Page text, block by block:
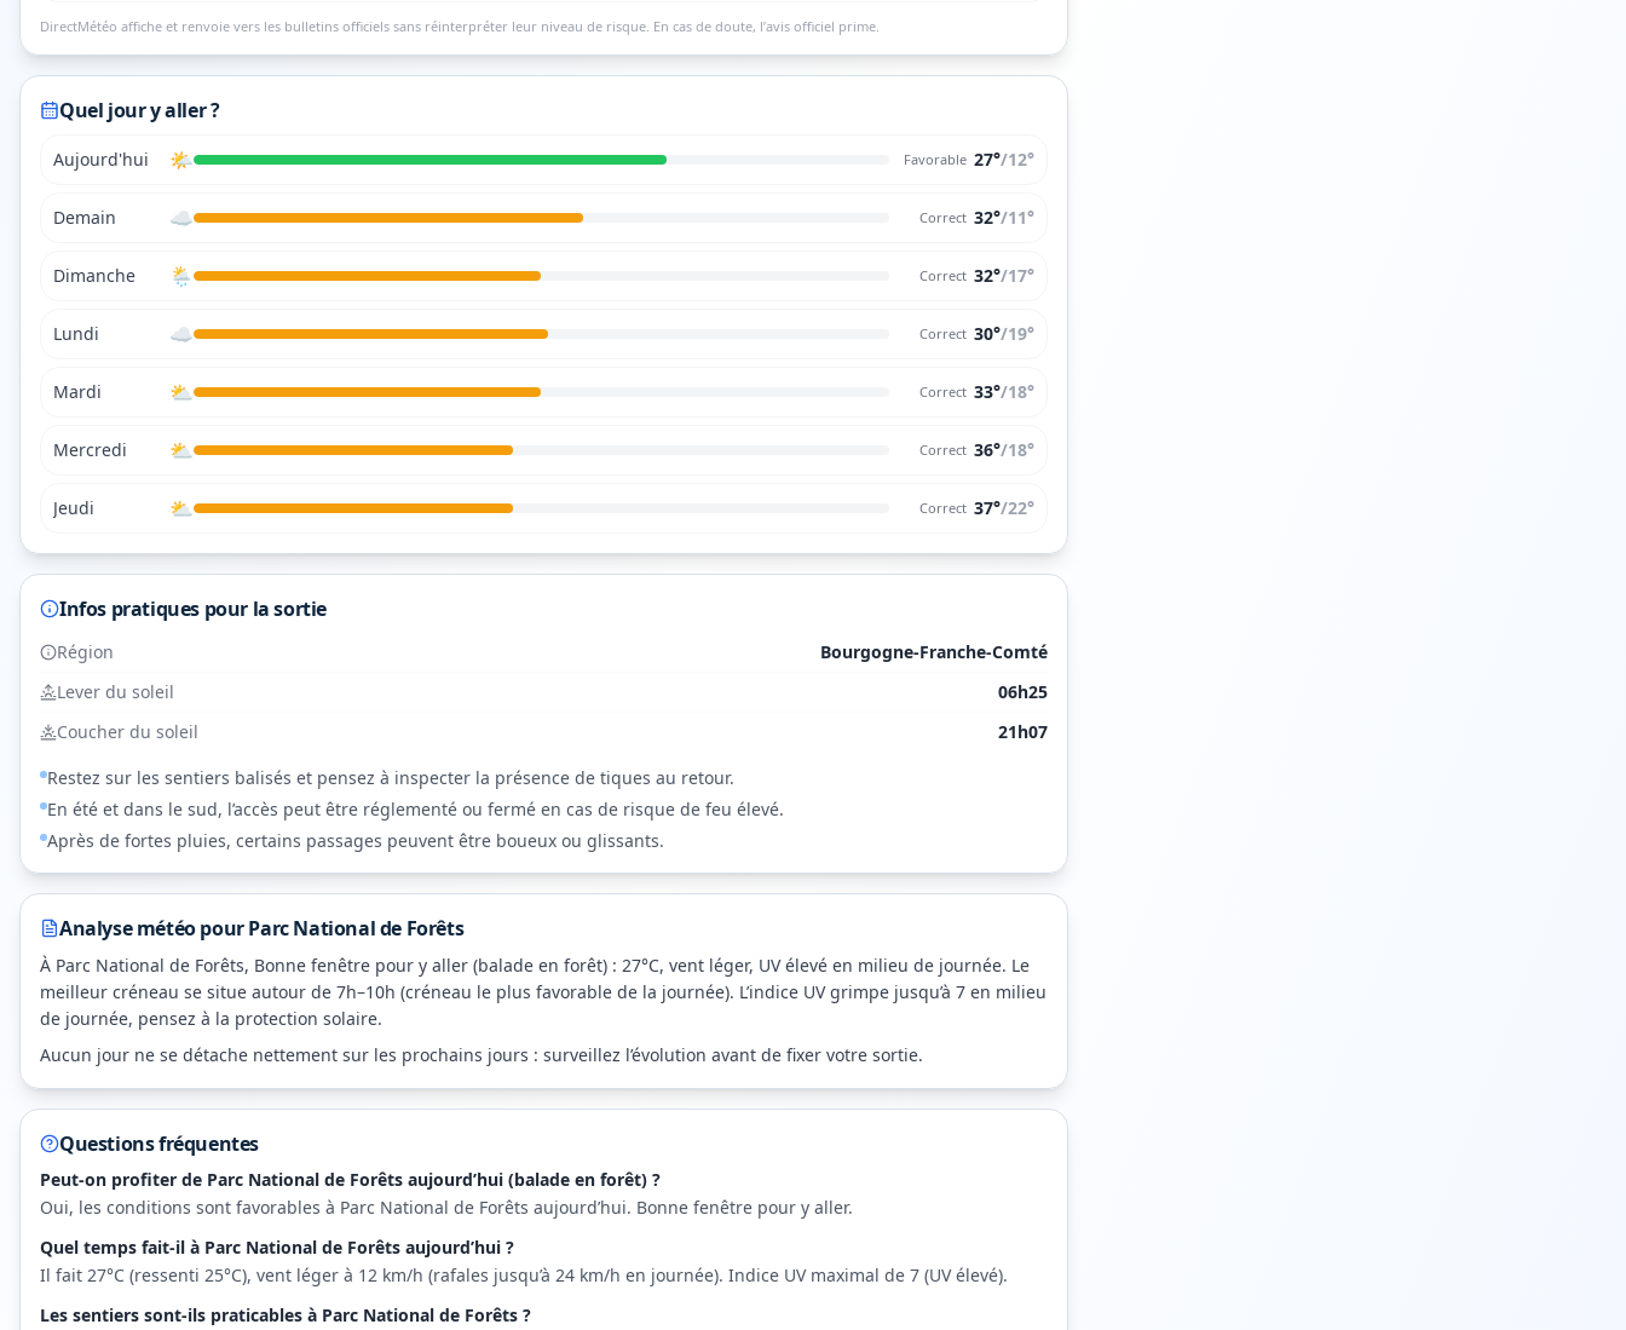
DirectMétéo affiche et renvoie vers les bulletins officiels sans réinterpréter leur niveau de risque. En cas de doute, l’avis officiel prime.
Quel jour y aller ?
Aujourd'hui 🌤️ Favorable 27°/12°
Demain ☁️ Correct 32°/11°
Dimanche 🌦️ Correct 32°/17°
Lundi ☁️ Correct 30°/19°
Mardi ⛅ Correct 33°/18°
Mercredi ⛅ Correct 36°/18°
Jeudi ⛅ Correct 37°/22°
Infos pratiques pour la sortie
Région
Bourgogne-Franche-Comté
Lever du soleil
06h25
Coucher du soleil
21h07
Restez sur les sentiers balisés et pensez à inspecter la présence de tiques au retour.
En été et dans le sud, l’accès peut être réglementé ou fermé en cas de risque de feu élevé.
Après de fortes pluies, certains passages peuvent être boueux ou glissants.
Analyse météo pourParc National de Forêts
À Parc National de Forêts, Bonne fenêtre pour y aller (balade en forêt) : 27°C, vent léger, UV élevé en milieu de journée. Le
meilleur créneau se situe autour de 7h–10h (créneau le plus favorable de la journée). L’indice UV grimpe jusqu’à 7 en milieu
de journée, pensez à la protection solaire.
Aucun jour ne se détache nettement sur les prochains jours : surveillez l’évolution avant de fixer votre sortie.
Questions fréquentes
Peut-on profiter de Parc National de Forêts aujourd’hui (balade en forêt) ?
Oui, les conditions sont favorables à Parc National de Forêts aujourd’hui. Bonne fenêtre pour y aller.
Quel temps fait-il à Parc National de Forêts aujourd’hui ?
Il fait 27°C (ressenti 25°C), vent léger à 12 km/h (rafales jusqu’à 24 km/h en journée). Indice UV maximal de 7 (UV élevé).
Les sentiers sont-ils praticables à Parc National de Forêts ?